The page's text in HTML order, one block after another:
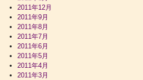
2011年12月
2011年9月
2011年8月
2011年7月
2011年6月
2011年5月
2011年4月
2011年3月